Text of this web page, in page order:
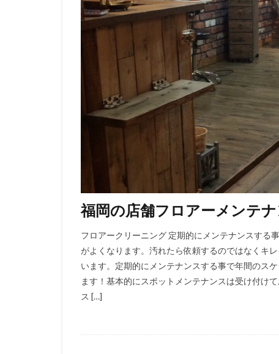
福岡の店舗フロアーメンテ
フロアークリーニング 定期的にメンテナンスする
がよくなります。汚れたら依頼するのではなくキ
います。定期的にメンテナンスする事で年間のス
ます！基本的にスポットメンテナンスは受け付け
ス […]